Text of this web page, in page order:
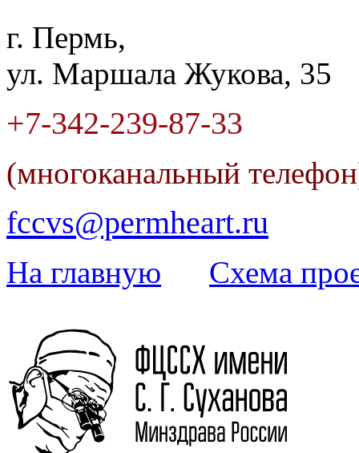
г. Пермь,
ул. Маршала Жукова, 35
+7-342-239-87-33
(многоканальный
fccvs@permheart.ru
На главную Cхема